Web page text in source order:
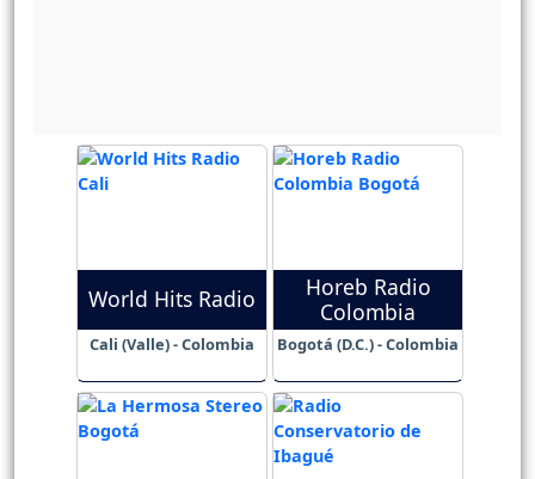
World Hits Radio
Cali (Valle) - Colombia
Horeb Radio
Colombia
Bogotá (D.C.) - Colombia